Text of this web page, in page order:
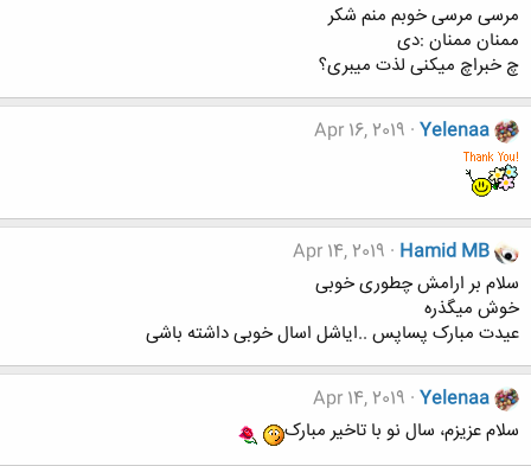
مرسی مرسی خوبم منم شکر
ممنان ممنان :دی
چ خبراچ میکنی لذت میبری؟
Yelenaa
Apr 16, 2019
Hamid MB
Apr 14, 2019
سلام بر ارامش چطوری خوبی
خوش میگذره
عیدت مبارک پساپس ..ایاشل اسال خوبی داشته باشی
Yelenaa
Apr 14, 2019
سلام عزیزم، سال نو با تاخیر مبارک